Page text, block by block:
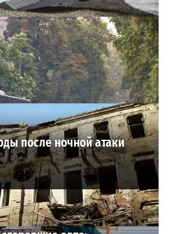
выдержит ли Одесса
после ночной атаки